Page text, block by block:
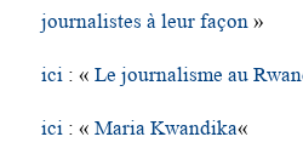
journalistes à leur façon»
ici: « Le journalisme au
ici : « Maria Kwandika«